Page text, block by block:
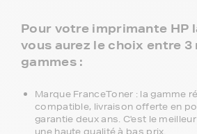
Pour votre imprimante HP
vous aurez le choix entre 3
gammes :
Marque FranceToner : la gamme
compatible, livraison offerte en
garantie deux ans. C'est le
une haute qualité à bas prix.